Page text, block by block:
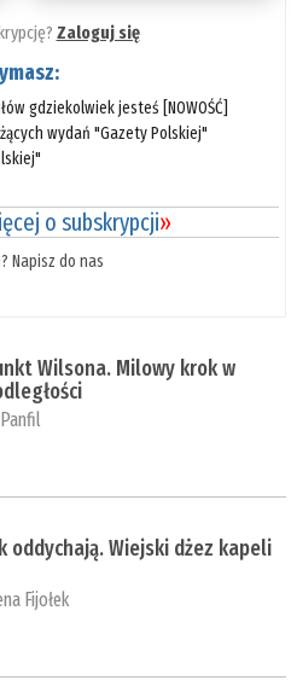
Zaloguj się
gdziekolwiek jesteś [NOWOŚĆ]
wydań "Gazety Polskiej"
o subskrypcji»
Napisz do nas
Wilsona. Milowy krok w
oddychają. Wiejski dżez kapeli
Fijołek